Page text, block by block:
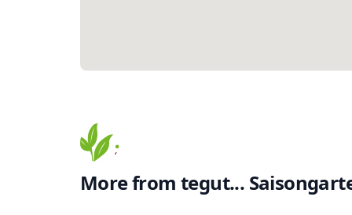
More from tegut...